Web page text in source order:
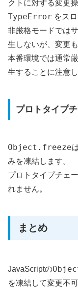
クトに対する変更
TypeError をス
非厳格モードでは
生しないが、変更も
本番環境では通常
生することに注意
プロトタイプ
Object.freeze
みを凍結します。
プロトタイプチェ
れません。
まとめ
JavaScriptの
を凍結して変更不